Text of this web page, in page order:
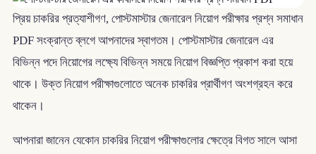
প্রিয় চাকরির প্রত্যাশীগণ, পোস্টমাস্টার জেনারেল নিয়োগ পরীক্ষার প্রশ্ন সমাধান
PDF সংক্রান্ত ব্লগে আপনাদের স্বাগতম। পোস্টমাস্টার জেনারেল এর
বিভিন্ন পদে নিয়োগের লক্ষ্যে বিভিন্ন সময়ে নিয়োগ বিজ্ঞপ্তি প্রকাশ করা হয়ে
থাকে। উক্ত নিয়োগ পরীক্ষাগুলোতে অনেক চাকরির প্রার্থীগণ অংশগ্রহন করে
থাকেন।
আপনারা জানেন যেকোন চাকরির নিয়োগ পরীক্ষাগুলোর ক্ষেত্রে বিগত সালে আসা